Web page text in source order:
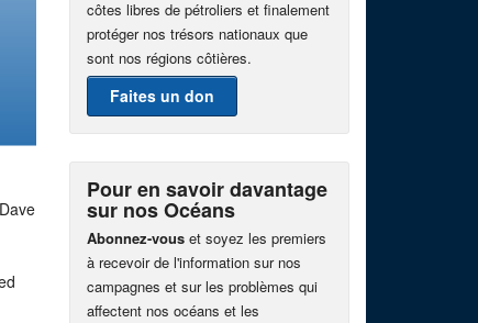
côtes libres de pétroliers et finalement
protéger nos trésors nationaux que
sont nos régions côtières.
Faites un don
Pour en savoir davantage
sur nos Océans
Abonnez-vous et soyez les premiers
à recevoir de l'information sur nos
campagnes et sur les problèmes qui
affectent nos océans et les